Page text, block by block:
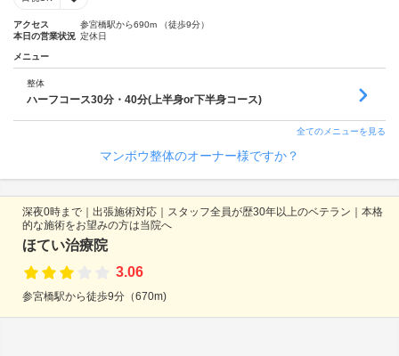
アクセス
参宮橋駅から690m （徒歩9分）
本日の営業状況 定休日
メニュー
整体
ハーフコース30分・40分(上半身or下半身コース)
全てのメニューを見る
マンボウ整体のオーナー様ですか？
深夜0時まで｜出張施術対応｜スタッフ全員が歴30年以上のベテラン｜本格
的な施術をお望みの方は当院へ
ほてい治療院
3.06
参宮橋駅から徒歩9分（670m)